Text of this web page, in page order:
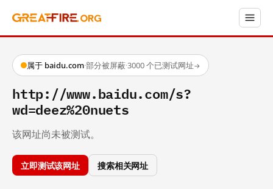
属于 baidu.com·部分被屏蔽·3000 个已测试网址→
http://www.baidu.com/s?
wd=deez%20nuets
该网址尚未被测试。
立即测试该网址 搜索相关网址